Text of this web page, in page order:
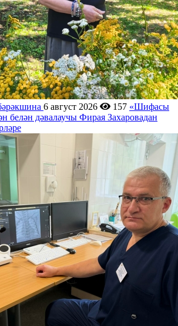
6 август 2026 157 «Шифасы
белән дәвалаучы Фирая Захаровадан